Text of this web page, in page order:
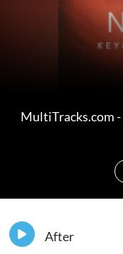
MultiTracks.com-
After